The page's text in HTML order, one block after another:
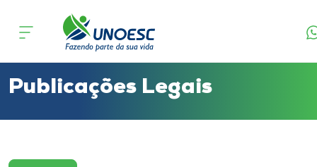
Cursos
Atendimento ao Estudante
Publicações Legais